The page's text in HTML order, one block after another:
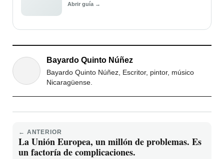
Abrir guía →
Bayardo Quinto Núñez
Bayardo Quinto Núñez, Escritor, pintor, músico
Nicaragüense.
← ANTERIOR
La Unión Europea, un millón de problemas. Es
un factoría de complicaciones.